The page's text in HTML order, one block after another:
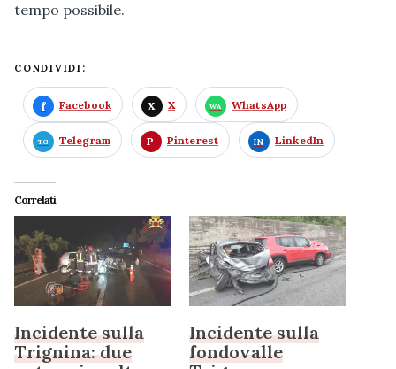
tempo possibile.
CONDIVIDI:
Facebook X WhatsApp
Telegram Pinterest LinkedIn
Correlati
Incidente sulla
Trignina: due
Incidente sulla
fondovalle